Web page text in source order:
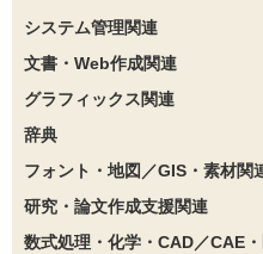
システム管理関連
文書・Web作成関連
グラフィックス関連
辞典
フォント・地図／GIS・素材関
研究・論文作成支援関連
数式処理・化学・CAD／CAE